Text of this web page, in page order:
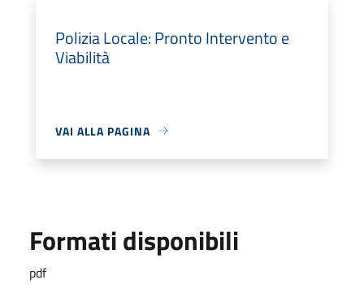
Polizia Locale: Pronto Intervento e
Viabilità
VAI ALLA PAGINA
Formati disponibili
pdf